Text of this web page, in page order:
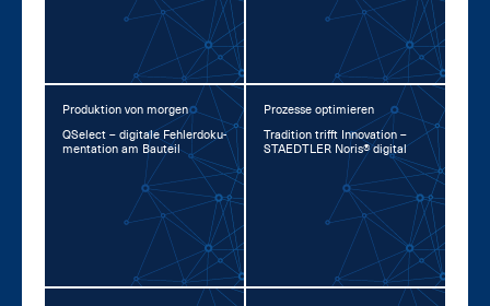
Produktion von morgen
QSelect – di­gi­ta­le Feh­ler­do­ku­
men­ta­ti­on am Bau­teil
Prozesse optimieren
Tra­di­ti­on trifft In­no­va­ti­on –
STA­EDT­LER No­ris® di­gi­tal